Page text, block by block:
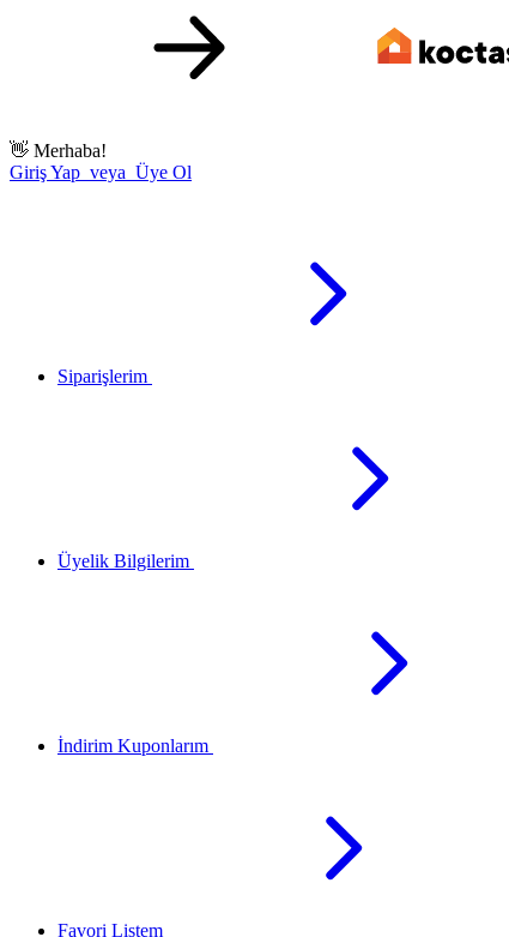
👋 Merhaba!
Giriş Yap veya Üye Ol
Siparişlerim
Üyelik Bilgilerim
İndirim Kuponlarım
Favori Listem